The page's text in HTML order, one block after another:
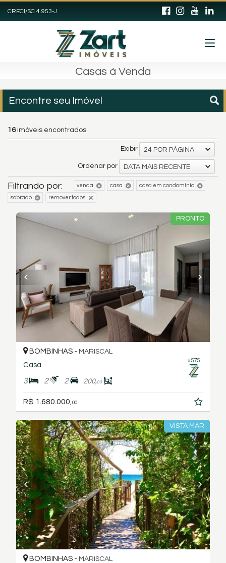
CRECI/SC 4.953-J
Casas à Venda
Encontre seu Imóvel
16imóveis encontrados
Exibir 24 POR PÁGINA
Ordenar por DATA MAIS RECENTE
Filtrando por: venda casa casa em condomínio
sobrado remover todos
PRONTO
#575
BOMBINHAS - MARISCAL
Casa
3 2 2 200,00
R$ 1.680.000, 00
VISTA MAR
BOMBINHAS - MARISCAL